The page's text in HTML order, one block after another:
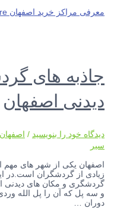
معرفی مراکز خرید اصفهان
جاذبه های
دیدنی اصفهان
دیدگاه‌ خود را بنویسید / اصفهان
سیر
اصفهان یکی از شهر های مهم
زیادی از گردشگران است.در
گردشگری و مکان های
دوران …